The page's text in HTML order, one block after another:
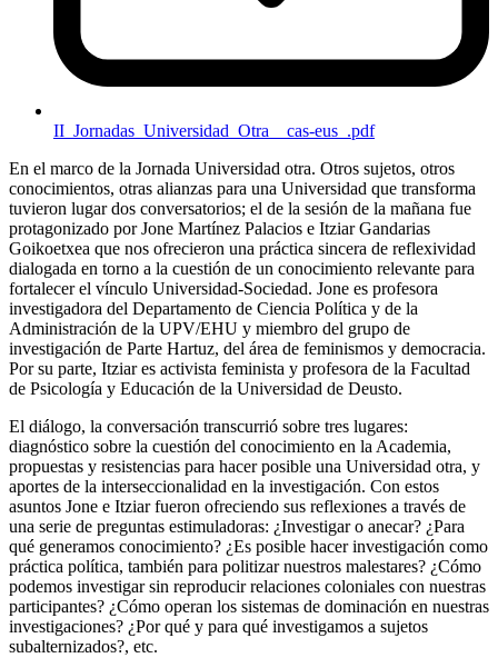
II_Jornadas_Universidad_Otra__cas-eus_.pdf
En el marco de la Jornada Universidad otra. Otros sujetos, otros
conocimientos, otras alianzas para una Universidad que transforma
tuvieron lugar dos conversatorios; el de la sesión de la mañana fue
protagonizado por Jone Martínez Palacios e Itziar Gandarias
Goikoetxea que nos ofrecieron una práctica sincera de reflexividad
dialogada en torno a la cuestión de un conocimiento relevante para
fortalecer el vínculo Universidad-Sociedad. Jone es profesora
investigadora del Departamento de Ciencia Política y de la
Administración de la UPV/EHU y miembro del grupo de
investigación de Parte Hartuz, del área de feminismos y democracia.
Por su parte, Itziar es activista feminista y profesora de la Facultad
de Psicología y Educación de la Universidad de Deusto.
El diálogo, la conversación transcurrió sobre tres lugares:
diagnóstico sobre la cuestión del conocimiento en la Academia,
propuestas y resistencias para hacer posible una Universidad otra, y
aportes de la interseccionalidad en la investigación. Con estos
asuntos Jone e Itziar fueron ofreciendo sus reflexiones a través de
una serie de preguntas estimuladoras: ¿Investigar o anecar? ¿Para
qué generamos conocimiento? ¿Es posible hacer investigación como
práctica política, también para politizar nuestros malestares? ¿Cómo
podemos investigar sin reproducir relaciones coloniales con nuestras
participantes? ¿Cómo operan los sistemas de dominación en nuestras
investigaciones? ¿Por qué y para qué investigamos a sujetos
subalternizados?, etc.